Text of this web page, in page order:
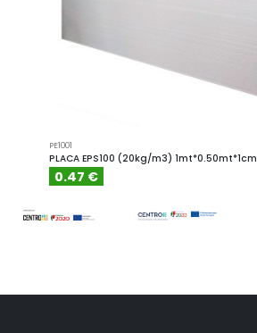
PE1001
PLACA EPS100 (20kg/m3) 1mt*0.50mt*1cm
0.47 €